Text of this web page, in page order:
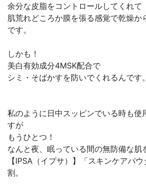
余分な皮脂をコントロールしてくれて
肌荒れどころか膜を張る感覚で乾燥か
です。
しかも！
美白有効成分4MSK配合で
シミ・そばかすを防いでくれるんです。
私のように日中スッピンでいる時も使
すが
もうひとつ！
なんと夜、眠っている間の無防備な肌
【IPSA（イプサ）】「スキンケアパ
割。